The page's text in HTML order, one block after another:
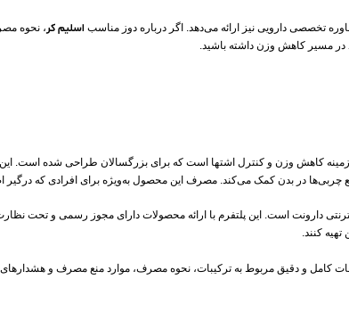
تخصصی دارویی نیز ارائه می‌دهد. اگر درباره دوز مناسب اسلیم کر ، نحوه
در مسیر کاهش وزن داشته باشید.
در بدن کمک می‌کند. مصرف این محصول به‌ویژه برای افرادی که درگیر
دارونت است. این پلتفرم با ارائه محصولات دارای مجوز رسمی و تحت
تهیه کنند.
کامل و دقیق مربوط به ترکیبات، نحوه مصرف، موارد منع مصرف و